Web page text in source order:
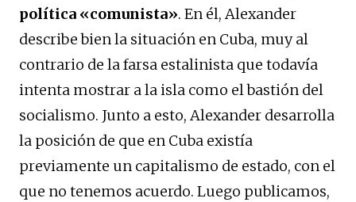
política «comunista». En él, Alexander
describe bien la situación en Cuba, muy al
contrario de la farsa estalinista que todavía
intenta mostrar a la isla como el bastión del
socialismo. Junto a esto, Alexander desarrolla
la posición de que en Cuba existía
previamente un capitalismo de estado, con el
que no tenemos acuerdo. Luego publicamos,